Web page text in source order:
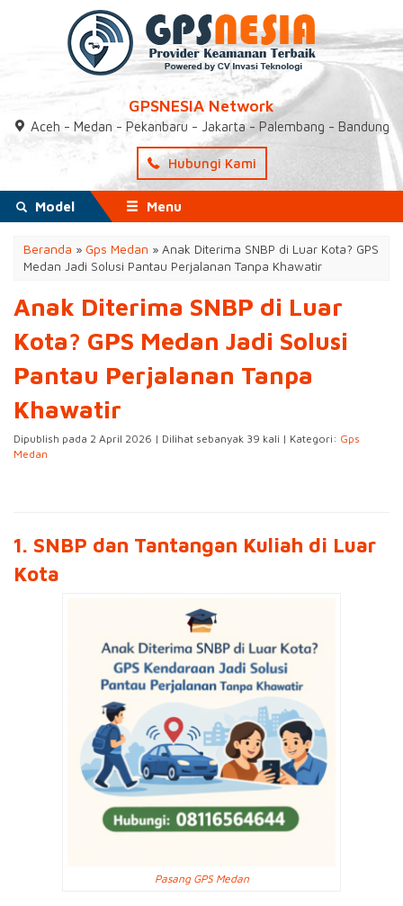
GPSNESIA Network
Aceh - Medan - Pekanbaru - Jakarta - Palembang - Bandung
Hubungi Kami
Model Menu
Beranda » Gps Medan » Anak Diterima SNBP di Luar Kota? GPS
Medan Jadi Solusi Pantau Perjalanan Tanpa Khawatir
Anak Diterima SNBP di Luar
Kota? GPS Medan Jadi Solusi
Pantau Perjalanan Tanpa
Khawatir
Dipublish pada 2 April 2026 | Dilihat sebanyak 39 kali | Kategori: Gps
Medan
1. SNBP dan Tantangan Kuliah di Luar
Kota
Pasang GPS Medan